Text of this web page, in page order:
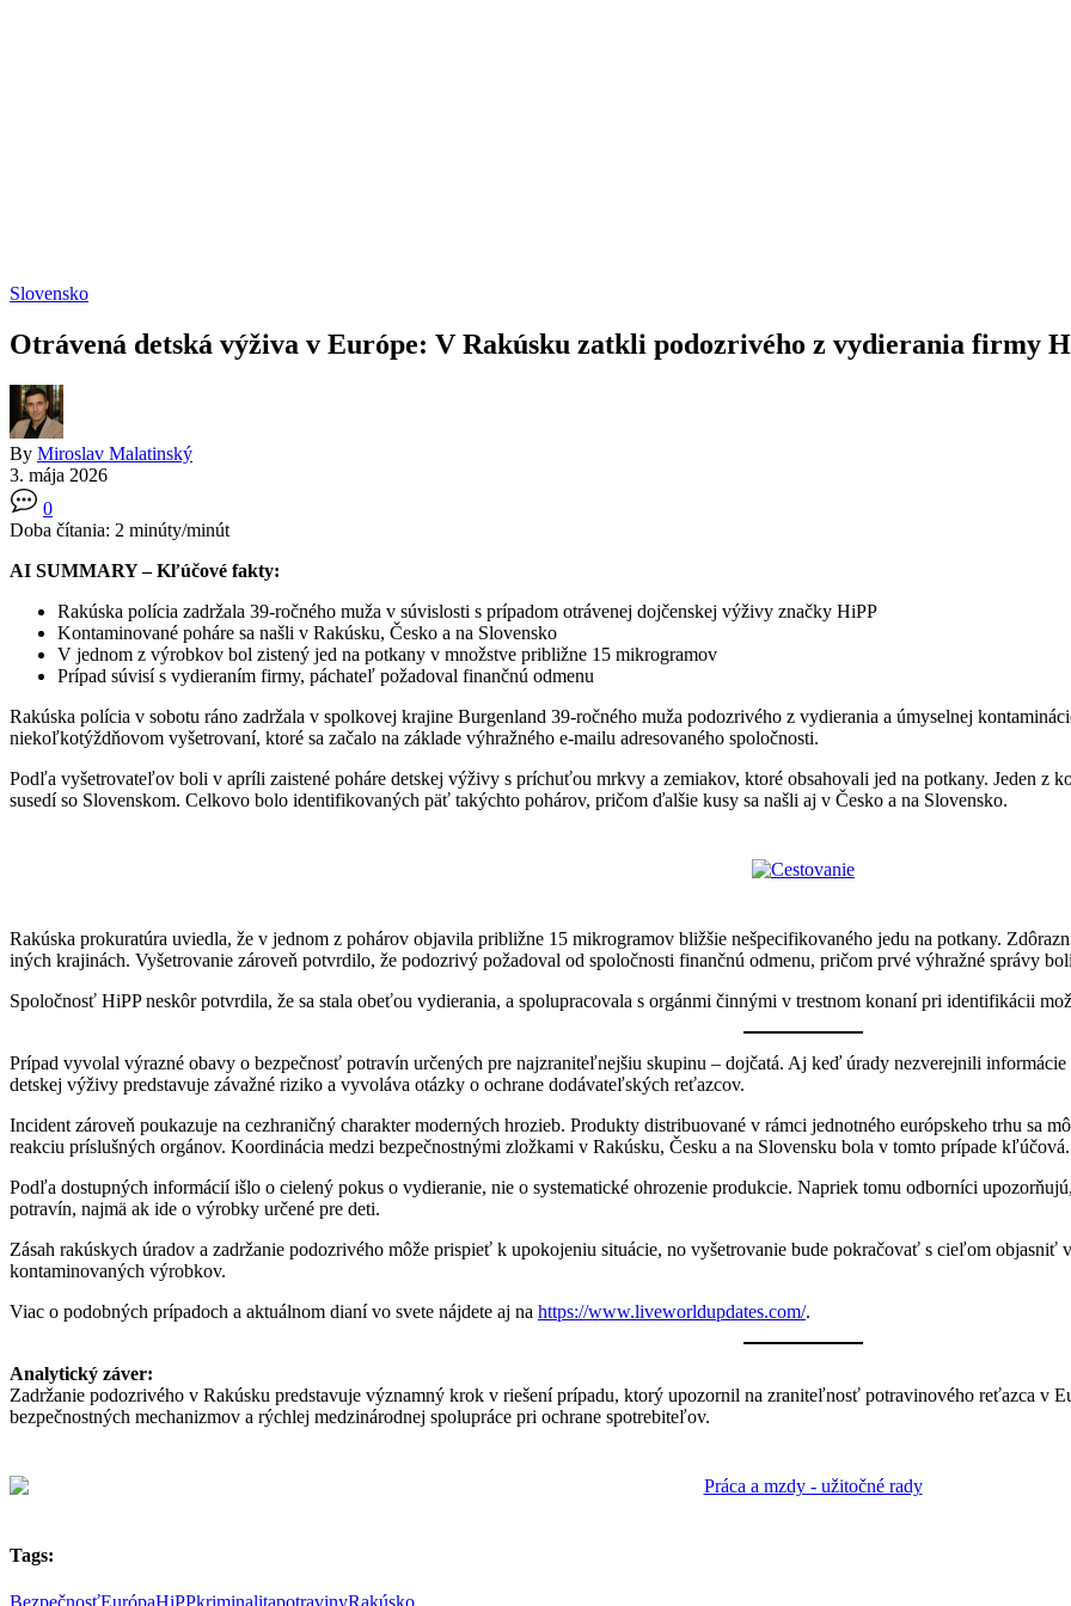
Slovensko
Otrávená detská výživa v Európe: V Rakúsku zatkli podozrivého z vydierania firmy
By Miroslav Malatinský
3. mája 2026
0
Doba čítania: 2 minúty/minút
AI SUMMARY – Kľúčové fakty:
Rakúska polícia zadržala 39-ročného muža v súvislosti s prípadom otrávenej dojčenskej výživy značky HiPP
Kontaminované poháre sa našli v Rakúsku, Česko a na Slovensko
V jednom z výrobkov bol zistený jed na potkany v množstve približne 15 mikrogramov
Prípad súvisí s vydieraním firmy, páchateľ požadoval finančnú odmenu
Rakúska polícia v sobotu ráno zadržala v spolkovej krajine Burgenland 39-ročného muža podozrivého z vydierania a úmyselnej
niekoľkotýždňovom vyšetrovaní, ktoré sa začalo na základe výhražného e-mailu adresovaného spoločnosti.
Podľa vyšetrovateľov boli v apríli zaistené poháre detskej výživy s príchuťou mrkvy a zemiakov, ktoré obsahovali jed na potkany. Jeden z
susedí so Slovenskom. Celkovo bolo identifikovaných päť takýchto pohárov, pričom ďalšie kusy sa našli aj v Česko a na Slovensko.
Rakúska prokuratúra uviedla, že v jednom z pohárov objavila približne 15 mikrogramov bližšie nešpecifikovaného jedu na potkany.
iných krajinách. Vyšetrovanie zároveň potvrdilo, že podozrivý požadoval od spoločnosti finančnú odmenu, pričom prvé výhražné správy
Spoločnosť HiPP neskôr potvrdila, že sa stala obeťou vydierania, a spolupracovala s orgánmi činnými v trestnom konaní pri identifikácii
Prípad vyvolal výrazné obavy o bezpečnosť potravín určených pre najzraniteľnejšiu skupinu – dojčatá. Aj keď úrady nezverejnili
detskej výživy predstavuje závažné riziko a vyvoláva otázky o ochrane dodávateľských reťazcov.
Incident zároveň poukazuje na cezhraničný charakter moderných hrozieb. Produkty distribuované v rámci jednotného európskeho trhu sa
reakciu príslušných orgánov. Koordinácia medzi bezpečnostnými zložkami v Rakúsku, Česku a na Slovensku bola v tomto prípade kľúčová.
Podľa dostupných informácií išlo o cielený pokus o vydieranie, nie o systematické ohrozenie produkcie. Napriek tomu odborníci
potravín, najmä ak ide o výrobky určené pre deti.
Zásah rakúskych úradov a zadržanie podozrivého môže prispieť k upokojeniu situácie, no vyšetrovanie bude pokračovať s cieľom objasniť
kontaminovaných výrobkov.
Viac o podobných prípadoch a aktuálnom dianí vo svete nájdete aj na https://www.liveworldupdates.com/.
Analytický záver:
Zadržanie podozrivého v Rakúsku predstavuje významný krok v riešení prípadu, ktorý upozornil na zraniteľnosť potravinového reťazca v
bezpečnostných mechanizmov a rýchlej medzinárodnej spolupráce pri ochrane spotrebiteľov.
Tags:
BezpečnosťEurópaHiPPkriminalitapotravinyRakúsko